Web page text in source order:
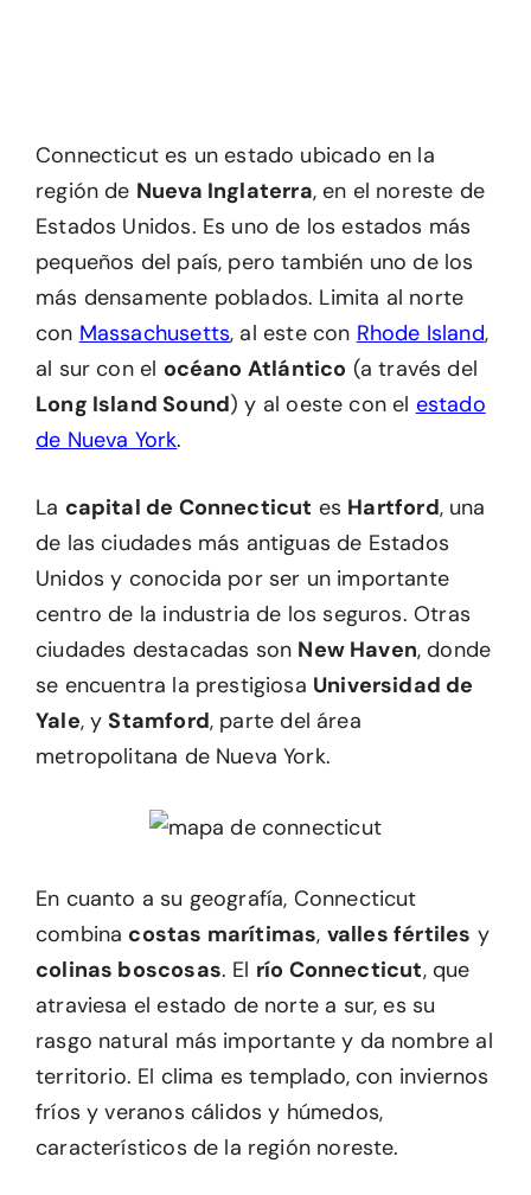
Connecticut es un estado ubicado en la
región de Nueva Inglaterra, en el noreste de
Estados Unidos. Es uno de los estados más
pequeños del país, pero también uno de los
más densamente poblados. Limita al norte
con Massachusetts, al este con Rhode Island,
al sur con el océano Atlántico (a través del
Long Island Sound) y al oeste con el estado
de Nueva York.
La capital de Connecticut es Hartford, una
de las ciudades más antiguas de Estados
Unidos y conocida por ser un importante
centro de la industria de los seguros. Otras
ciudades destacadas son New Haven, donde
se encuentra la prestigiosa Universidad de
Yale, yStamford, parte del área
metropolitana de Nueva York.
En cuanto a su geografía, Connecticut
combina costas marítimas, valles fértiles y
colinas boscosas. El río Connecticut, que
atraviesa el estado de norte a sur, es su
rasgo natural más importante y da nombre al
territorio. El clima es templado, con inviernos
fríos y veranos cálidos y húmedos,
característicos de la región noreste.